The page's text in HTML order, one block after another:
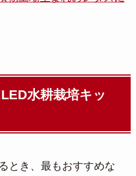
水耕栽培キッ
とき、最もおすすめな